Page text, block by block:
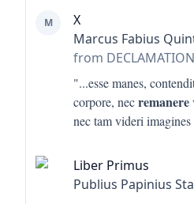
M
X
Marcus Fabius
from
"...esse manes,
corpore, necremanere
nec tam videri
Liber Primus
Publius Papinius